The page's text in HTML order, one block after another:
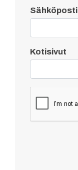
Sähköposti
Kotisivut